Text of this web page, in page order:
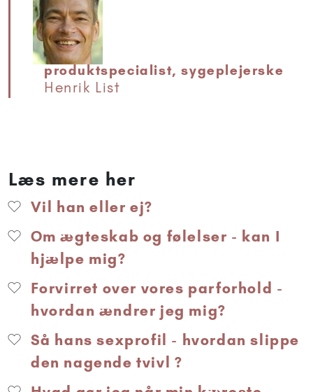
produktspecialist, sygeplejerske
Henrik List
Læs mere her
Vil han eller ej?
Om ægteskab og følelser - kan I
hjælpe mig?
Forvirret over vores parforhold -
hvordan ændrer jeg mig?
Så hans sexprofil - hvordan slippe
den nagende tvivl ?